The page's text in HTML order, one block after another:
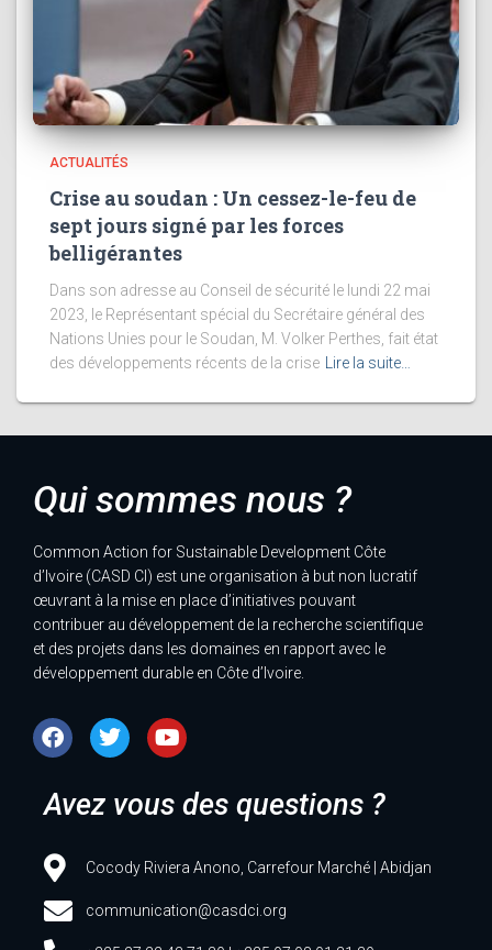
ACTUALITÉS
Crise au soudan : Un cessez-le-feu de
sept jours signé par les forces
belligérantes
Dans son adresse au Conseil de sécurité le lundi 22 mai
2023, le Représentant spécial du Secrétaire général des
Nations Unies pour le Soudan, M. Volker Perthes, fait état
des développements récents de la crise
Lire la suite…
Qui sommes nous ?
Common Action for Sustainable Development Côte
d’Ivoire (CASD CI) est une organisation à but non lucratif
œuvrant à la mise en place d’initiatives pouvant
contribuer au développement de la recherche scientifique
et des projets dans les domaines en rapport avec le
développement durable en Côte d’Ivoire.
Avez vous des questions ?
Cocody Riviera Anono, Carrefour Marché | Abidjan
communication@casdci.org